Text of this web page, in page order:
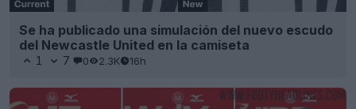
Se ha publicado una simulación del nuevo escudo
del Newcastle United en la camiseta
1 7 0 2.3K 16h